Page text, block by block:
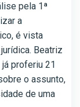
pela 1ª
a
é vista
Beatriz
proferiu 21
o assunto,
de uma